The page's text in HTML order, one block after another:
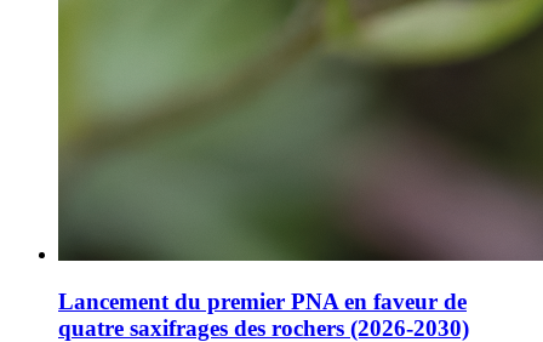
Lancement du premier PNA en faveur de
quatre saxifrages des rochers (2026-2030)